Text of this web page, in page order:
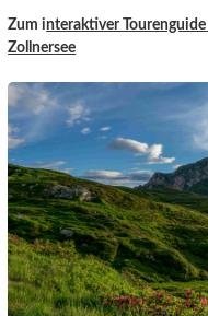
Zum interaktiver Tourenguide
Zollnersee